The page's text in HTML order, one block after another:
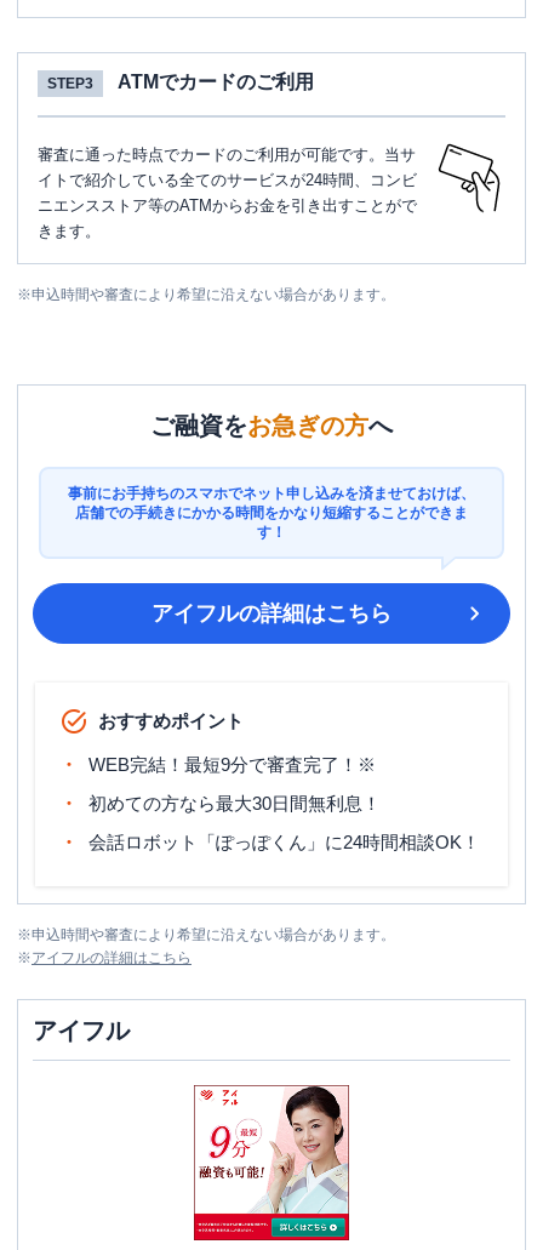
STEP3 ATMでカードのご利用
審査に通った時点でカードのご利用が可能です。当サ
イトで紹介している全てのサービスが24時間、コンビ
ニエンスストア等のATMからお金を引き出すことがで
きます。
※申込時間や審査により希望に沿えない場合があります。
ご融資をお急ぎの方へ
事前にお手持ちのスマホでネット申し込みを済ませておけば、
店舗での手続きにかかる時間をかなり短縮することができま
す！
アイフルの詳細はこちら
おすすめポイント
WEB完結！最短9分で審査完了！※
初めての方なら最大30日間無利息！
会話ロボット「ぽっぽくん」に24時間相談OK！
※申込時間や審査により希望に沿えない場合があります。
※アイフルの詳細はこちら
アイフル